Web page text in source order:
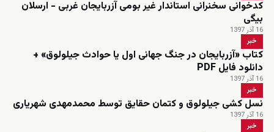
کدخوانی سخنرانی استاندار غیر بومی آزربایجان غربی - ارسلان
بیگی
16 آذر 1397
خبر
کتاب «آزربایجان در جنگ جهانی اول یا حوادث جیلولوق» +
دانلود فایل PDF
16 آذر 1397
خبر
نسل کشی جیلولوق و کتمان حقایق توسط محمدمهدی شهریاری
16 آذر 1397
خبر